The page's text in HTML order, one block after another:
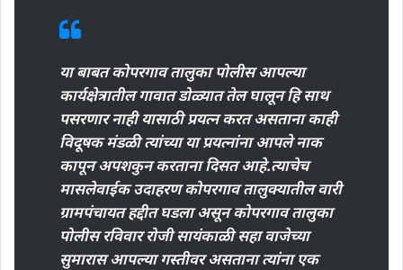
या बाबत कोपरगाव तालुका पोलीस आपल्या
कार्यक्षेत्रातील गावात डोळ्यात तेल घालून हि साथ
पसरणार नाही यासाठी प्रयत्न करत असताना काही
विदूषक मंडळी त्यांच्या या प्रयत्नांना आपले नाक
कापून अपशकुन करताना दिसत आहे.त्याचेच
मासलेवाईक उदाहरण कोपरगाव तालुक्यातील वारी
ग्रामपंचायत हद्दीत घडला असून कोपरगाव तालुका
पोलीस रविवार रोजी सायंकाळी सहा वाजेच्या
सुमारास आपल्या गस्तीवर असताना त्यांना एक